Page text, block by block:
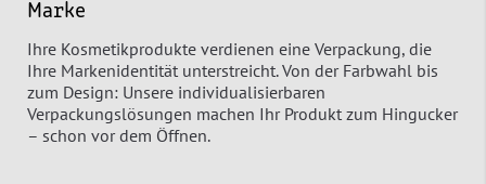
Marke
Ihre Kosmetikprodukte verdienen eine Verpackung, die
Ihre Markenidentität unterstreicht. Von der Farbwahl bis
zum Design: Unsere individualisierbaren
Verpackungslösungen machen Ihr Produkt zum Hingucker
– schon vor dem Öffnen.